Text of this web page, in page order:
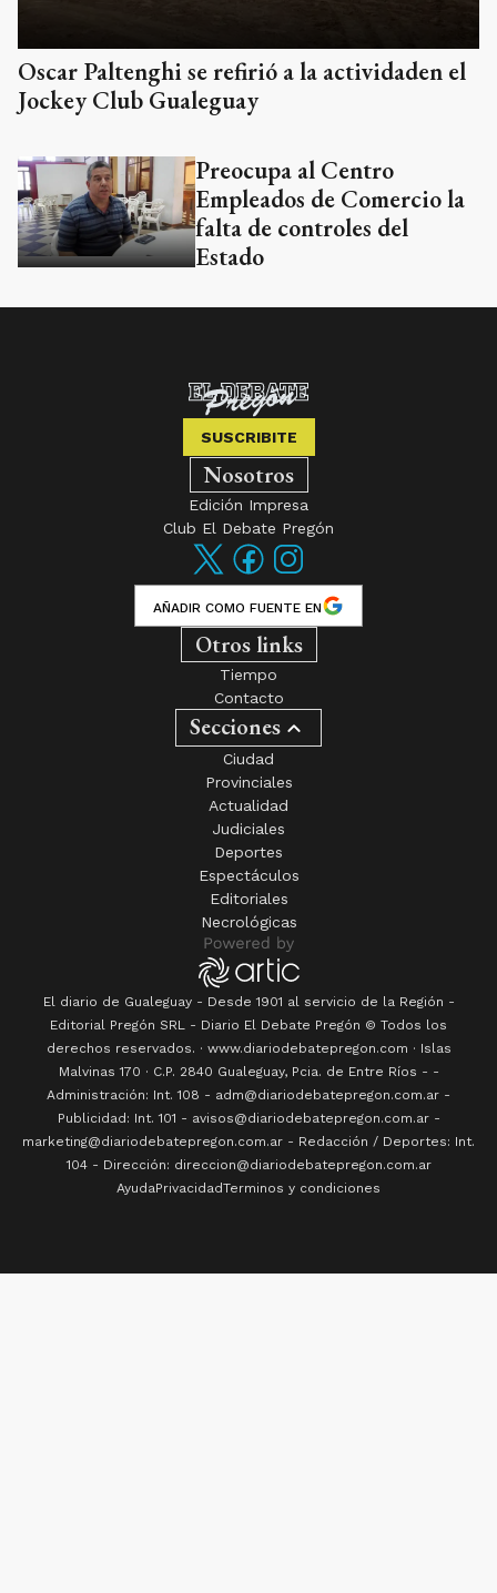
Oscar Paltenghi se refirió a la actividaden el
Jockey Club Gualeguay
Preocupa al Centro
Empleados de Comercio la
falta de controles del
Estado
SUSCRIBITE
Nosotros
Edición Impresa
Club El Debate Pregón
AÑADIR COMO FUENTE EN
Otros links
Tiempo
Contacto
Secciones
Ciudad
Provinciales
Actualidad
Judiciales
Deportes
Espectáculos
Editoriales
Necrológicas
El diario de Gualeguay - Desde 1901 al servicio de la Región -
Editorial Pregón SRL - Diario El Debate Pregón © Todos los
derechos reservados. · www.diariodebatepregon.com · Islas
Malvinas 170 · C.P. 2840 Gualeguay, Pcia. de Entre Ríos - -
Administración: Int. 108 - adm@diariodebatepregon.com.ar -
Publicidad: Int. 101 - avisos@diariodebatepregon.com.ar -
marketing@diariodebatepregon.com.ar - Redacción / Deportes: Int.
104 - Dirección: direccion@diariodebatepregon.com.ar
AyudaPrivacidadTerminos y condiciones